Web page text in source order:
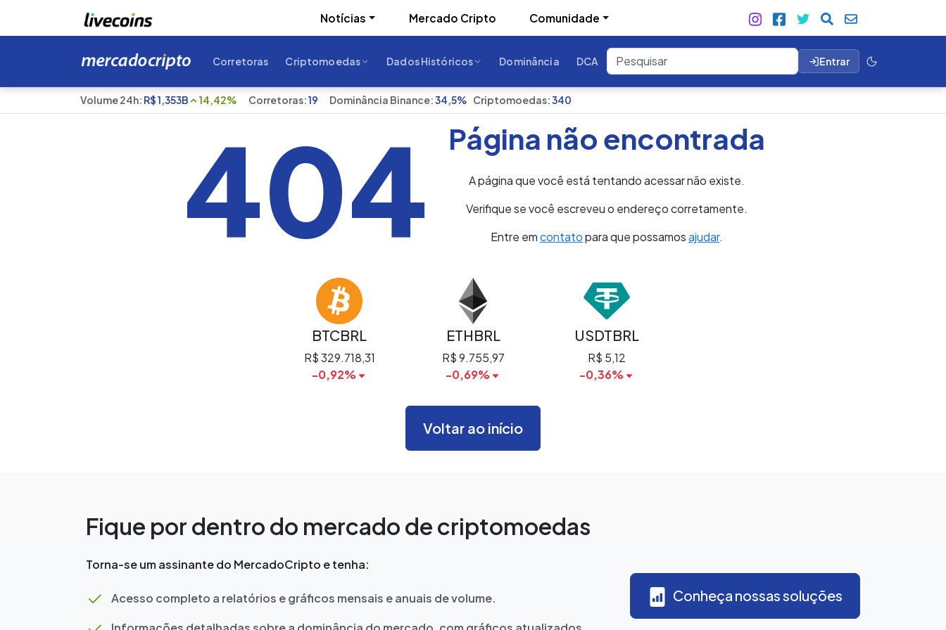
Notícias Mercado Cripto Comunidade
Corretoras Criptomoedas Dados Históricos Dominância DCA Entrar
Volume 24h: R$1,353B 14,42% Corretoras:19 Dominância Binance:34,5% Criptomoedas:340
404 Página não encontrada
A página que você está tentando acessar não existe.
Verifique se você escreveu o endereço corretamente.
Entre emcontatopara que possamosajudar.
BTCBRL
R$ 329.718,31
-0,92%
ETHBRL
R$ 9.755,97
-0,69%
USDTBRL
R$ 5,12
-0,36%
Voltar ao início
Fique por dentro do mercado de criptomoedas
Torna-se um assinante do MercadoCripto e tenha:
Acesso completo a relatórios e gráficos mensais e anuais de volume. Conheça nossas soluções